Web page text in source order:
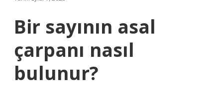
Bir sayının asal
çarpanı nasıl
bulunur?